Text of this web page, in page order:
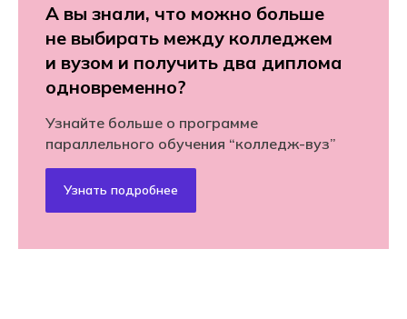
А вы знали, что можно больше
не выбирать между колледжем
и вузом и получить два диплома
одновременно?
Узнайте больше о программе
параллельного обучения “колледж-вуз”
Узнать подробнее